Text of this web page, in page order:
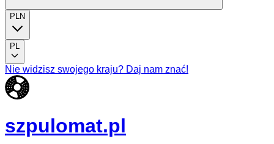
PLN
PL
Nie widzisz swojego kraju? Daj nam znać!
szpulomat.pl